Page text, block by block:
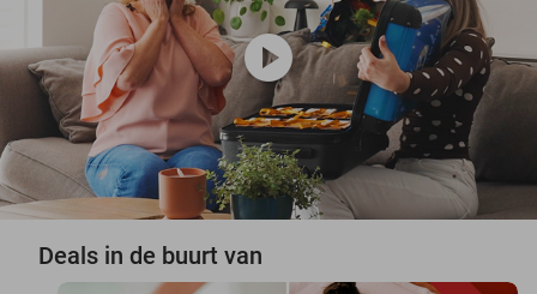
play_circle
Deals in de buurt van